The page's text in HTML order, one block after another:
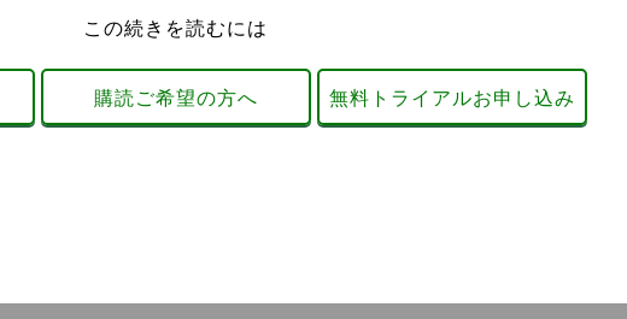
この続きを読むには
購読ご希望の方へ 無料トライアルお申し込み